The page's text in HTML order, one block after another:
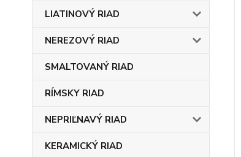
LIATINOVÝ RIAD
NEREZOVÝ RIAD
SMALTOVANÝ RIAD
RÍMSKY RIAD
NEPRIĽNAVÝ RIAD
KERAMICKÝ RIAD